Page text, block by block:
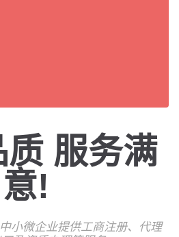
服务满
意!
小微企业提供工商注册、代理